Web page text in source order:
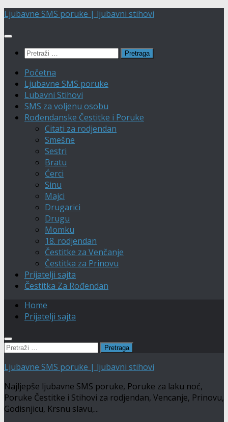
Skip
content
Ljubavne SMS poruke | ljubavni stihovi
Pretraga:
Početna
Ljubavne SMS poruke
Lubavni Stihovi
SMS za voljenu osobu
Rođendanske Čestitke i Poruke
Citati za rodjendan
Smešne
Sestri
Bratu
Ćerci
Sinu
Majci
Drugarici
Drugu
Momku
18. rodjendan
Čestitke za Venčanje
Čestitka za Prinovu
Prijatelji sajta
Čestitka Za Rođendan
Home
Prijatelji sajta
Pretraga:
Ljubavne SMS poruke | ljubavni stihovi
Najljepše ljubavne SMS poruke, Poruke za laku noć,
Poruke Čestitke i Stihovi za rodjendan, Vencanje, Prinovu,
Godisnjicu, Krsnu slavu,...